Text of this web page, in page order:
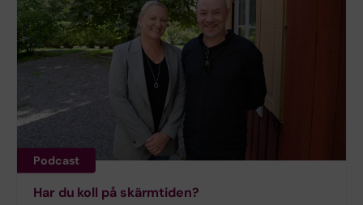
Podcast
Har du koll på skärmtiden?